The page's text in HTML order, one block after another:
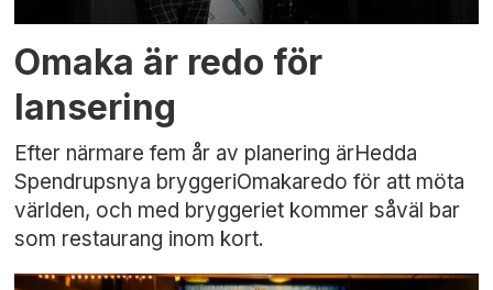
Omaka är redo för
lansering
Efter närmare fem år av planering ärHedda
Spendrupsnya bryggeriOmakaredo för att möta
världen, och med bryggeriet kommer såväl bar
som restaurang inom kort.